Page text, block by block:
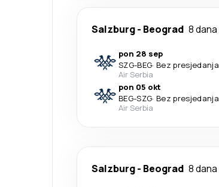
Salzburg- Beograd 8 dana
pon 28 sep
SZG-BEG· Bez presjedanja
Air Serbia
pon 05 okt
BEG-SZG· Bez presjedanja
Air Serbia
Salzburg- Beograd 8 dana